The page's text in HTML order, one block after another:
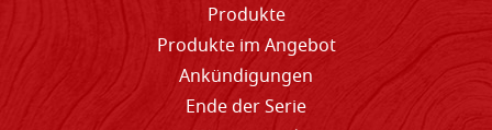
Produkte
Produkte im Angebot
Ankündigungen
Ende der Serie